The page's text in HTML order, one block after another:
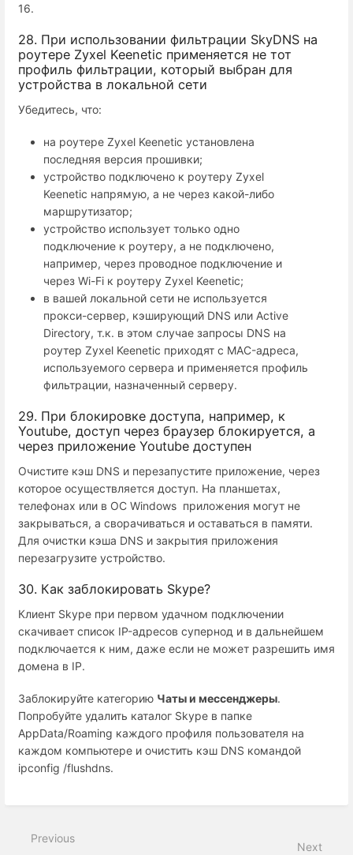
16.
28. При использовании фильтрации SkyDNS на
роутере Zyxel Keenetic применяется не тот
профиль фильтрации, который выбран для
устройства в локальной сети
Убедитесь, что:
на роутере Zyxel Keenetic установлена
последняя версия прошивки;
устройство подключено к роутеру Zyxel
Keenetic напрямую, а не через какой-либо
маршрутизатор;
устройство использует только одно
подключение к роутеру, а не подключено,
например, через проводное подключение и
через Wi-Fi к роутеру Zyxel Keenetic;
в вашей локальной сети не используется
прокси-сервер, кэширующий DNS или Active
Directory, т.к. в этом случае запросы DNS на
роутер Zyxel Keenetic приходят с MAC-адреса,
используемого сервера и применяется профиль
фильтрации, назначенный серверу.
29. При блокировке доступа, например, к
Youtube, доступ через браузер блокируется, а
через приложение Youtube доступен
Очистите кэш DNS и перезапустите приложение, через
которое осуществляется доступ. На планшетах,
телефонах или в ОС Windows приложения могут не
закрываться, а сворачиваться и оставаться в памяти.
Для очистки кэша DNS и закрытия приложения
перезагрузите устройство.
30. Как заблокировать Skype?
Клиент Skype при первом удачном подключении
скачивает список IP-адресов супернод и в дальнейшем
подключается к ним, даже если не может разрешить имя
домена в IP.
Заблокируйте категорию Чаты и мессенджеры.
Попробуйте удалить каталог Skype в папке
AppData/Roaming каждого профиля пользователя на
каждом компьютере и очистить кэш DNS командой
ipconfig /flushdns.
Previous
Next